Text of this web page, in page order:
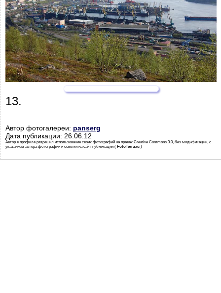
13.
Автор фотогалереи: panserg
Дата публикации: 26.06.12
Автор в профиле разрешил использование своих фотографий на правах Creative Commons 3.0, без модификации, с
указанием автора фотографии и ссылки на сайт публикации ( FotoTerra.ru )